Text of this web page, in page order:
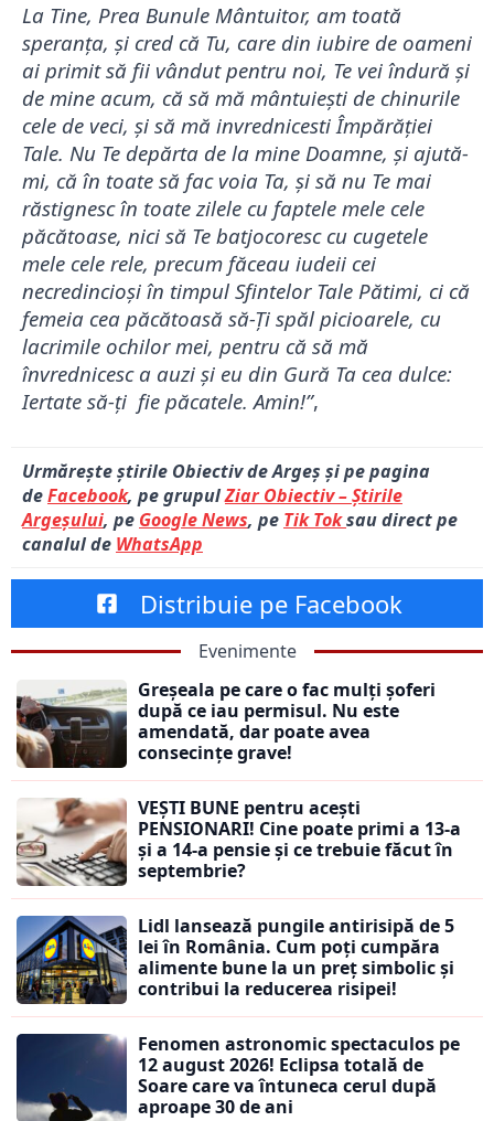
La Tine, Prea Bunule Mântuitor, am toată
speranța, și cred că Tu, care din iubire de oameni
ai primit să fii vândut pentru noi, Te vei îndură și
de mine acum, că să mă mântuiești de chinurile
cele de veci, și să mă invrednicesti Împărăției
Tale. Nu Te depărta de la mine Doamne, și ajută-
mi, că în toate să fac voia Ta, și să nu Te mai
răstignesc în toate zilele cu faptele mele cele
păcătoase, nici să Te batjocoresc cu cugetele
mele cele rele, precum făceau iudeii cei
necredincioși în timpul Sfintelor Tale Pătimi, ci că
femeia cea păcătoasă să-Ți spăl picioarele, cu
lacrimile ochilor mei, pentru că să mă
învrednicesc a auzi și eu din Gură Ta cea dulce:
Iertate să-ți fie păcatele. Amin!”,
Urmărește știrile Obiectiv de Argeș și pe pagina
deFacebook, pe grupulZiar Obiectiv – Știrile
Argeșului, pe Google News, pe Tik Toksau direct pe
canalul de WhatsApp
Distribuie pe Facebook
Evenimente
Greșeala pe care o fac mulți șoferi
după ce iau permisul. Nu este
amendată, dar poate avea
consecințe grave!
VEȘTI BUNE pentru acești
PENSIONARI! Cine poate primi a 13-a
și a 14-a pensie și ce trebuie făcut în
septembrie?
Lidl lansează pungile antirisipă de 5
lei în România. Cum poți cumpăra
alimente bune la un preț simbolic și
contribui la reducerea risipei!
Fenomen astronomic spectaculos pe
12 august 2026! Eclipsa totală de
Soare care va întuneca cerul după
aproape 30 de ani